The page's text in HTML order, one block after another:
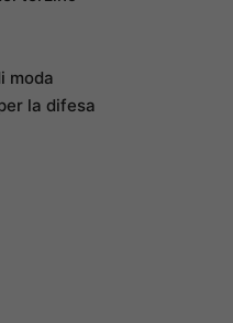
moda
la difesa